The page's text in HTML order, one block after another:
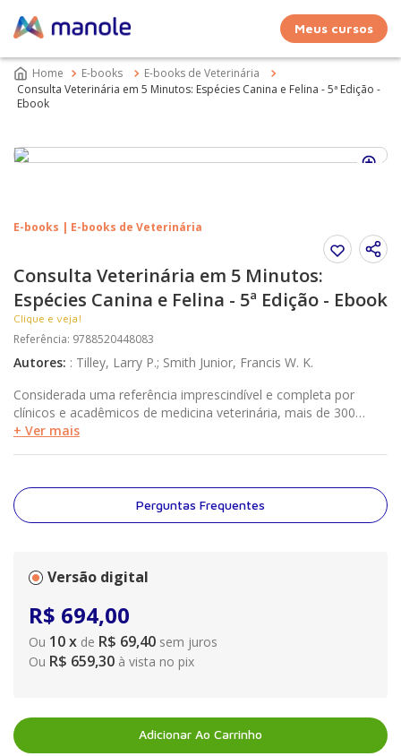
Meus cursos
E-books
E-books de Veterinária
Consulta Veterinária em 5 Minutos: Espécies Canina e Felina - 5ª Edição -
Ebook
E-books | E-books de Veterinária
Consulta Veterinária em 5 Minutos:
Espécies Canina e Felina - 5ª Edição - Ebook
Clique e veja!
Referência: 9788520448083
Autores: : Tilley, Larry P.; Smith Junior, Francis W. K.
Considerada uma referência imprescindível e completa por
clínicos e acadêmicos de medicina veterinária, mais de 300
renomados médicos veterinários contribuíram para esta 5ª
dermatologia, doença infecciosa, endocrinologia e
metabolismo, gastrenterologia, hematologia e imunologia,
hepatologia, nefrologia e urologia, neurologia, odontologia,
+ Ver mais
Perguntas Frequentes
Versão digital
R$ 694,00
Ou 10x de R$ 69,40 sem juros
Ou R$ 659,30 à vista no pix
Adicionar Ao Carrinho